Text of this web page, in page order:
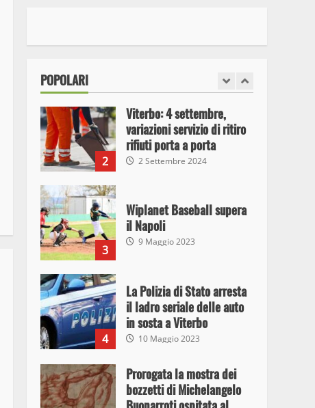
POPOLARI
fini di spaccio di sostanze
2
Viterbo: 4 settembre,
variazioni servizio di ritiro
rifiuti porta a porta
2 Settembre 2024
3
Wiplanet Baseball supera
il Napoli
9 Maggio 2023
4
La Polizia di Stato arresta
il ladro seriale delle auto
in sosta a Viterbo
10 Maggio 2023
Prorogata la mostra dei
bozzetti di Michelangelo